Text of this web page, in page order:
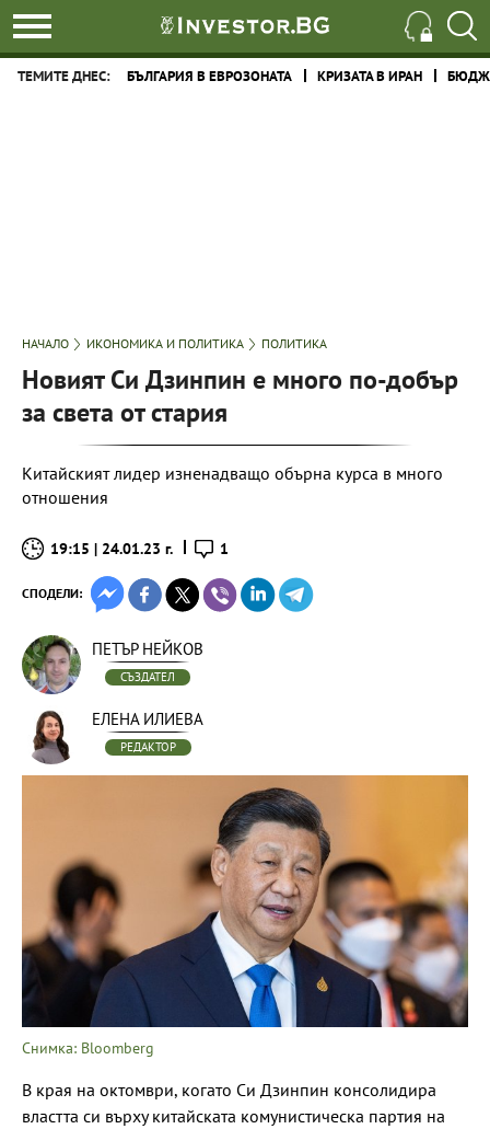
ТЕМИТЕ ДНЕС: БЪЛГАРИЯ В ЕВРОЗОНАТА КРИЗАТА В ИРАН
НАЧАЛО ИКОНОМИКА И ПОЛИТИКА ПОЛИТИКА
Новият Си Дзинпин е много по-добър
за света от стария
Китайският лидер изненадващо обърна курса в много
отношения
19:15 | 24.01.23 г. 1
СПОДЕЛИ:
ПЕТЪР НЕЙКОВ
СЪЗДАТЕЛ
ЕЛЕНА ИЛИЕВА
РЕДАКТОР
Снимка: Bloomberg
В края на октомври, когато Си Дзинпин консолидира
властта си върху китайската комунистическа партия на